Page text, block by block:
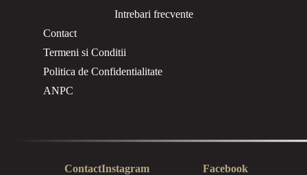
Intrebari frecvente
Contact
Termeni si Conditii
Politica de Confidentialitate
ANPC
ContactInstagram Facebook